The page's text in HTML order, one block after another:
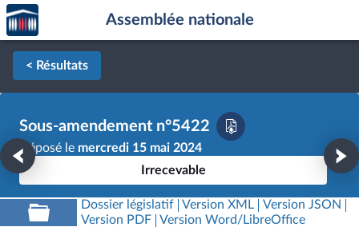
Aller au contenu
Aller en bas de la page
Accèder
à la
page
d'accueil
Assemblée nationale
< Résultats
Sous-amendement n°5422
Déposé le mercredi 15 mai 2024
Irrecevable
Dossier législatif Version XML
Version JSON
Version PDF
Version Word/LibreOffice